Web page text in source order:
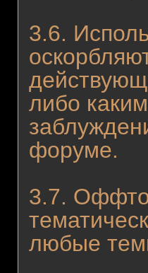
3.6.
либо
форуме.
3.7.
любые